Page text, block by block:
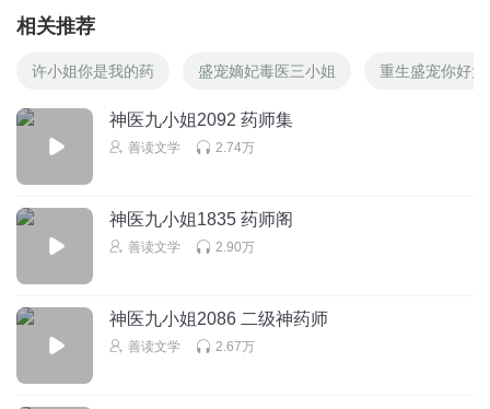
相关推荐
许小姐你是我的药 盛宠嫡妃毒医三小姐 重生盛宠你好大
神医九小姐2092 药师集
善读文学 2.74万
神医九小姐1835 药师阁
善读文学 2.90万
神医九小姐2086 二级神药师
善读文学 2.67万